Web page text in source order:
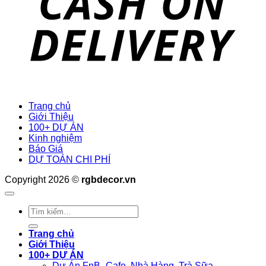
Trang chủ
Giới Thiệu
100+ DỰ ÁN
Kinh nghiệm
Báo Giá
DỰ TOÁN CHI PHÍ
Copyright 2026 © rgbdecor.vn
Tìm
kiếm:
Trang chủ
Giới Thiệu
100+ DỰ ÁN